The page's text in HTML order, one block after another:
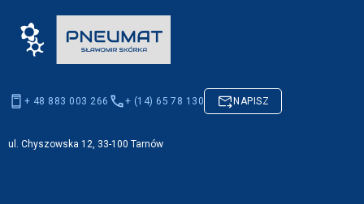
+ 48 883 003 266 + (14) 65 78 130 NAPISZ
ul. Chyszowska 12, 33-100 Tarnów